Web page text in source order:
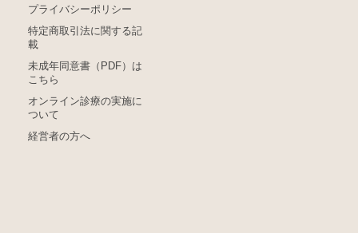
プライバシーポリシー
特定商取引法に関する記
載
未成年同意書（PDF）は
こちら
オンライン診療の実施に
ついて
経営者の方へ